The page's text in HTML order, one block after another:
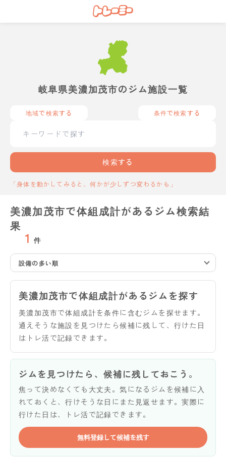
岐阜県美濃加茂市のジム施設一覧
地域で検索する 条件で検索する
検索する
「身体を動かしてみると、何かが少しずつ変わるかも」
美濃加茂市で体組成計があるジム検索結
果
1 件
設備の多い順
美濃加茂市で体組成計があるジムを探す
美濃加茂市で体組成計を条件に含むジムを探せます。
通えそうな施設を見つけたら候補に残して、行けた日
はトレ活で記録できます。
ジムを見つけたら、候補に残しておこう。
焦って決めなくても大丈夫。気になるジムを候補に入
れておくと、行けそうな日にまた見返せます。実際に
行けた日は、トレ活で記録できます。
無料登録して候補を残す